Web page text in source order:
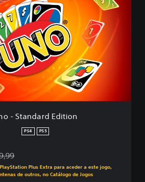
- Standard Edition
PS4 PS5
desconto em relação ao preço original
Plus Extra para aceder a este jogo,
de outros, no Catálogo de Jogos